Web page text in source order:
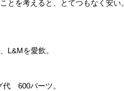
とを考えると、とてつもなく安い。
L&Mを愛飲。
代 600バーツ。